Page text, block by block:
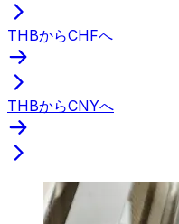
THBからCHFへ
THBからCNYへ